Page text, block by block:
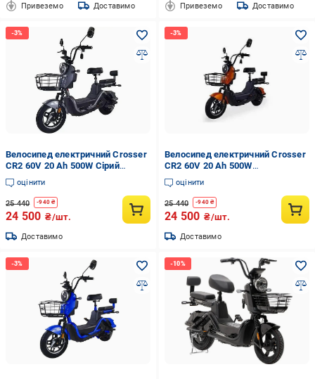
Привеземо Доставимо Привеземо Доставимо
Велосипед електричний Crosser
CR2 60V 20 Ah 500W Сірий
(24237647)
оцінити
25 440 -940 ₴
24 500 ₴/шт.
Доставимо
Велосипед електричний Crosser
CR2 60V 20 Ah 500W
Помаранчевий (24237650)
оцінити
25 440 -940₴
24 500 ₴/шт.
Доставимо